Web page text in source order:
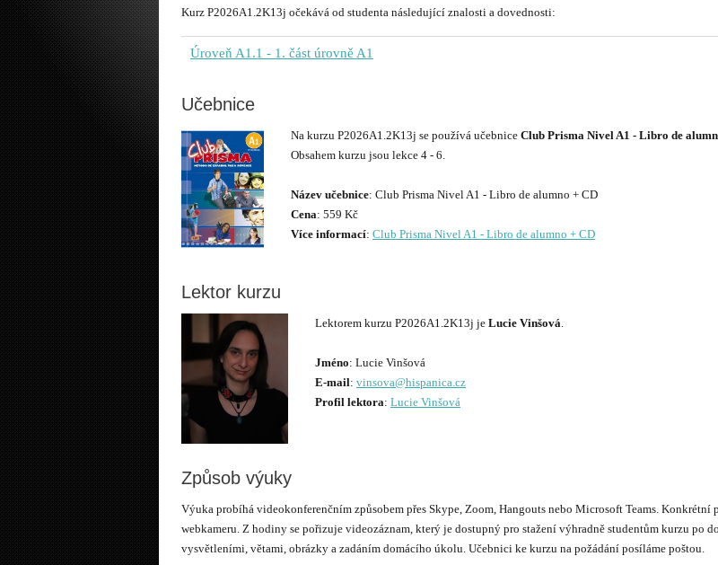
Kurz P2026A1.2K13j očekává od studenta následující znalosti a dovednosti:
Úroveň A1.1 - 1. část úrovně A1
Učebnice
Na kurzu P2026A1.2K13j se používá učebnice Club Prisma Nivel A1 - Libro de
Obsahem kurzu jsou lekce 4 - 6.
Název učebnice
Cena
Více informací: Club Prisma Nivel A1 - Libro de alumno + CD
Lektor kurzu
Lektorem kurzu P2026A1.2K13j je Lucie Vinšová
Jméno
E-mail: vinsova@hispanica.cz
Profil lektora: Lucie Vinšová
Způsob výuky
Výuka probíhá videokonferenčním způsobem přes Skype, Zoom, Hangouts nebo Microsoft Teams. Konkrétní
webkameru. Z hodiny se pořizuje videozáznam, který je dostupný pro stažení výhradně studentům kurzu po
vysvětleními, větami, obrázky a zadáním domácího úkolu. Učebnici ke kurzu na požádání posíláme poštou.